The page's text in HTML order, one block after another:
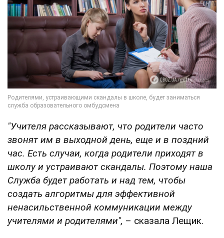
"Учителя рассказывают, что родители часто
звонят им в выходной день, еще и в поздний
час. Есть случаи, когда родители приходят в
школу и устраивают скандалы. Поэтому наша
Служба будет работать и над тем, чтобы
создать алгоритмы для эффективной
ненасильственной коммуникации между
учителями и родителями", – сказала Лещик.